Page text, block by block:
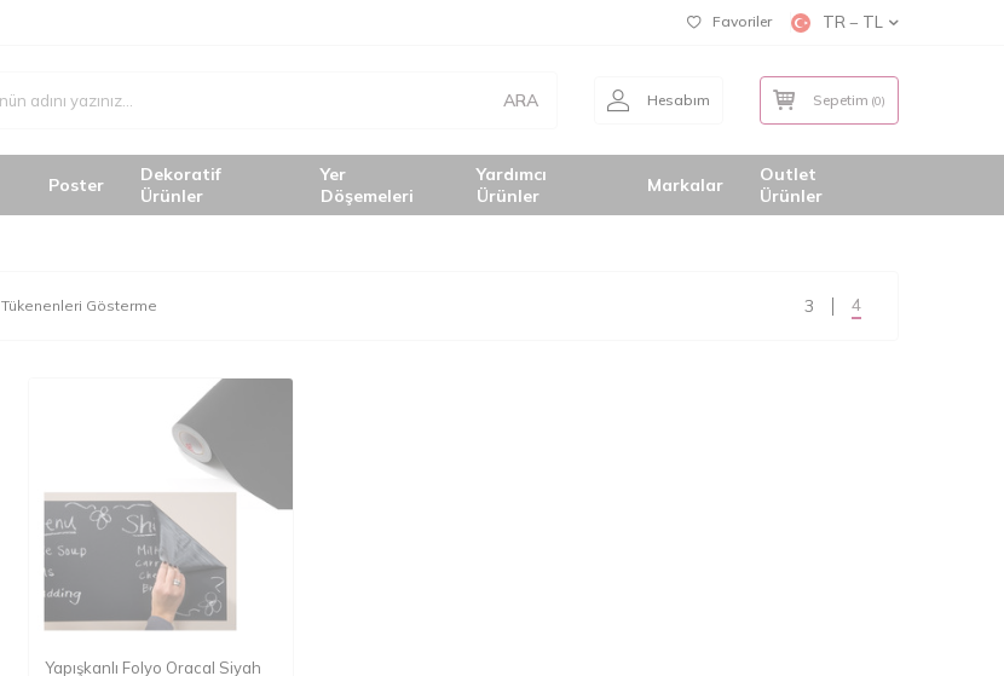
Favoriler TR − TL
ARA Hesabım Sepetim (0)
Poster
Dekoratif
Ürünler
Yer
Döşemeleri
Yardımcı
Ürünler
Markalar
Outlet
Ürünler
Tükenenleri Gösterme 3 4
Yapışkanlı Folyo Oracal Siyah